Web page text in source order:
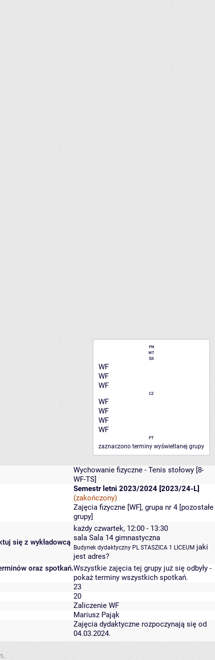
PN
WT
ŚR
WF
WF
WF
CZ
WF
WF
WF
WF
PT
zaznaczono terminy wyświetlanej grupy
Wychowanie fizyczne - Tenis stołowy [8-
WF-TS]
Semestr letni 2023/2024 [2023/24-L]
(zakończony)
Zajęcia fizyczne [WF], grupa nr 4 [pozostałe
grupy]
się z wykładowcą
każdy czwartek, 12:00 - 13:30
sala Sala 14 gimnastyczna
Budynek dydaktyczny PL STASZICA 1 LICEUM jaki
jest adres?
oraz spotkań.Wszystkie zajęcia tej grupy już się odbyły -
pokaż terminy wszystkich spotkań.
23
20
Zaliczenie WF
Mariusz Pająk
Zajęcia dydaktyczne rozpoczynają się od
04.03.2024.